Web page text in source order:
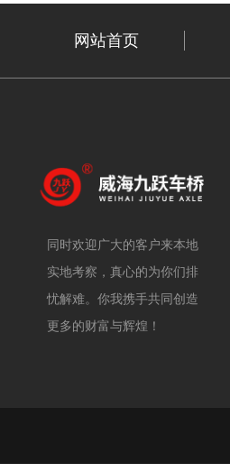
网站首页
同时欢迎广大的客户来本地
实地考察，真心的为你们排
忧解难。你我携手共同创造
更多的财富与辉煌！